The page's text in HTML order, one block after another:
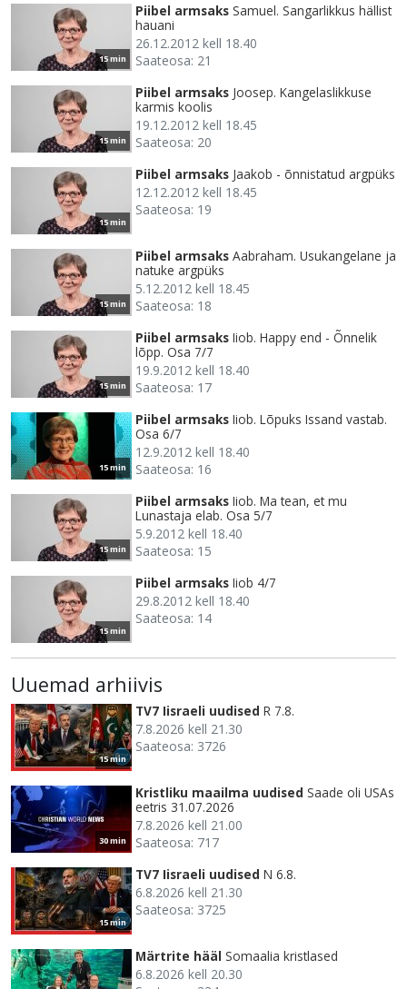
15 min
Piibel armsaks Samuel. Sangarlikkus hällist
hauani
26.12.2012 kell 18.40
Saateosa: 21
15 min
Piibel armsaks Joosep. Kangelaslikkuse
karmis koolis
19.12.2012 kell 18.45
Saateosa: 20
15 min
Piibel armsaks Jaakob - õnnistatud argpüks
12.12.2012 kell 18.45
Saateosa: 19
15 min
Piibel armsaks Aabraham. Usukangelane ja
natuke argpüks
5.12.2012 kell 18.45
Saateosa: 18
15 min
Piibel armsaks Iiob. Happy end - Õnnelik
lõpp. Osa 7/7
19.9.2012 kell 18.40
Saateosa: 17
15 min
Piibel armsaks Iiob. Lõpuks Issand vastab.
Osa 6/7
12.9.2012 kell 18.40
Saateosa: 16
15 min
Piibel armsaks Iiob. Ma tean, et mu
Lunastaja elab. Osa 5/7
5.9.2012 kell 18.40
Saateosa: 15
15 min
Piibel armsaks Iiob 4/7
29.8.2012 kell 18.40
Saateosa: 14
Uuemad arhiivis
15 min
TV7 Iisraeli uudised R 7.8.
7.8.2026 kell 21.30
Saateosa: 3726
30 min
Kristliku maailma uudised Saade oli USAs
eetris 31.07.2026
7.8.2026 kell 21.00
Saateosa: 717
15 min
TV7 Iisraeli uudised N 6.8.
6.8.2026 kell 21.30
Saateosa: 3725
Märtrite hääl Somaalia kristlased
6.8.2026 kell 20.30